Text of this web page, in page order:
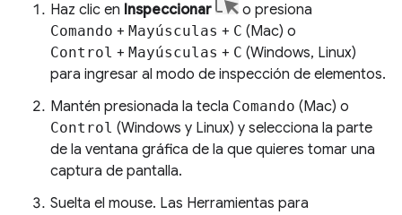
Haz clic en Inspeccionar o presiona
Comando + Mayúsculas + C (Mac) o
Control + Mayúsculas + C (Windows, Linux)
para ingresar al modo de inspección de elementos.
Mantén presionada la tecla Comando (Mac) o
Control (Windows y Linux) y selecciona la parte
de la ventana gráfica de la que quieres tomar una
captura de pantalla.
Suelta el mouse. Las Herramientas para